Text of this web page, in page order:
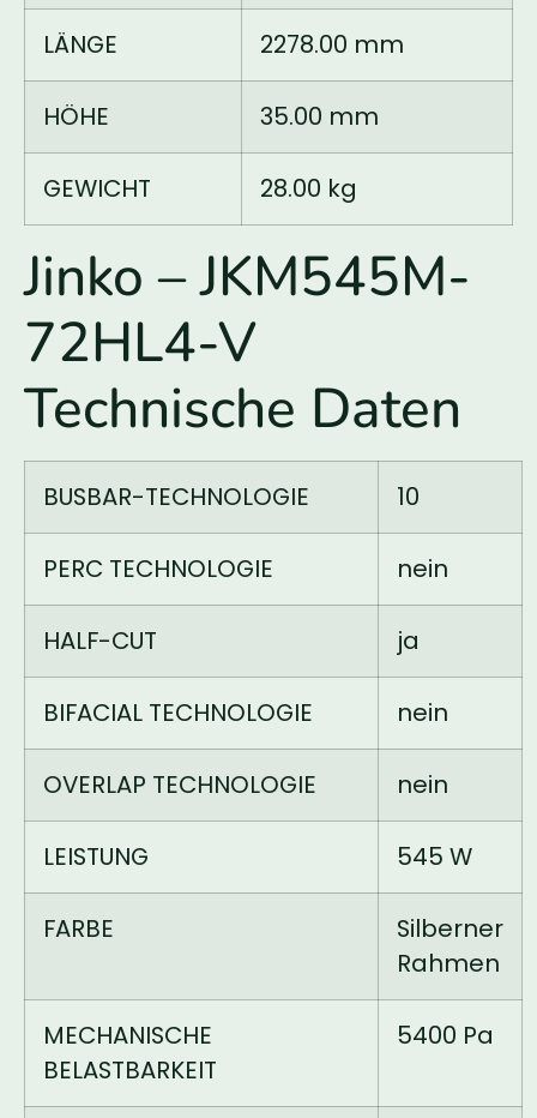
LÄNGE 2278.00 mm
HÖHE 35.00 mm
GEWICHT 28.00 kg
Jinko – JKM545M-
72HL4-V
Technische Daten
BUSBAR-TECHNOLOGIE 10
PERC TECHNOLOGIE nein
HALF-CUT ja
BIFACIAL TECHNOLOGIE nein
OVERLAP TECHNOLOGIE nein
LEISTUNG 545 W
FARBE
Silberner
Rahmen
MECHANISCHE
BELASTBARKEIT
5400 Pa